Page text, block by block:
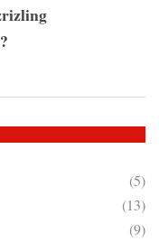
(5)
(13)
(9)